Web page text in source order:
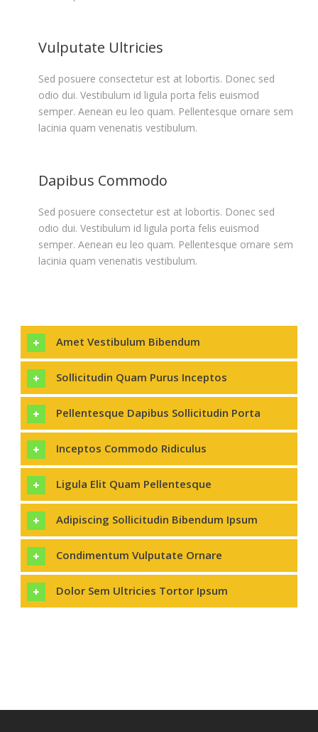
Vulputate Ultricies
Sed posuere consectetur est at lobortis. Donec sed
odio dui. Vestibulum id ligula porta felis euismod
semper. Aenean eu leo quam. Pellentesque ornare sem
lacinia quam venenatis vestibulum.
Dapibus Commodo
Sed posuere consectetur est at lobortis. Donec sed
odio dui. Vestibulum id ligula porta felis euismod
semper. Aenean eu leo quam. Pellentesque ornare sem
lacinia quam venenatis vestibulum.
Amet Vestibulum Bibendum
Sollicitudin Quam Purus Inceptos
Pellentesque Dapibus Sollicitudin Porta
Inceptos Commodo Ridiculus
Ligula Elit Quam Pellentesque
Adipiscing Sollicitudin Bibendum Ipsum
Condimentum Vulputate Ornare
Dolor Sem Ultricies Tortor Ipsum